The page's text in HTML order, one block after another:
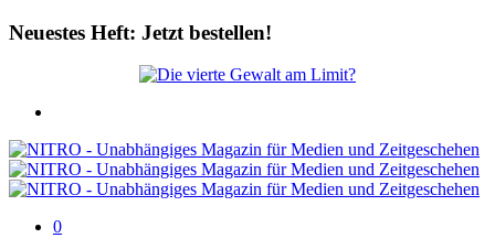
Neuestes Heft: Jetzt bestellen!
0